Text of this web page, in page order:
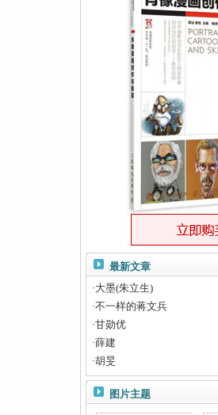
最新文章
·大墨(朱立生)
·不一样的蒋文兵
·甘勋优
·薛建
·胡旻
图片主题